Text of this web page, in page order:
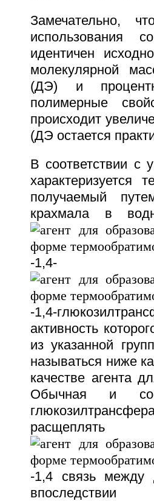
Замечательно,
использования
идентичен
молекулярной
(ДЭ) и
полимерные
происходит
(ДЭ остается
В соответствии с
характеризуется
получаемый
крахмала в
-1,4-
-1,4-
активность
из указанной
называться ниже
качестве агента
Обычная и
расщеплять
-1,4 связь между